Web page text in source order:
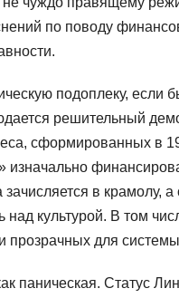
по поводу
подоплеку, если
решительный
сформированных в
изначально
в крамолу,
над культурой. В том
прозрачных для
паническая. Статус